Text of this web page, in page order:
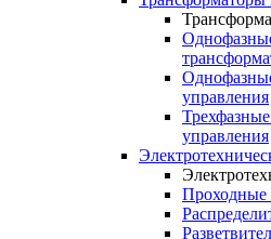
управления
управления